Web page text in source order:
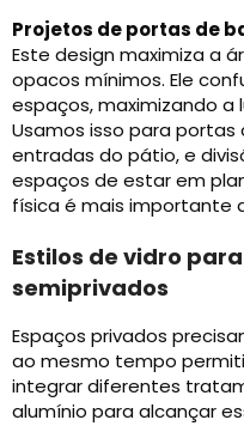
Projetos de portas de
Este design maximiza a
opacos mínimos. Ele
espaços, maximizando a
Usamos isso para
entradas do pátio, e
espaços de estar em
física é mais importante
Estilos de vidro
semiprivados
Espaços privados
ao mesmo tempo
integrar diferentes
alumínio para alcançar